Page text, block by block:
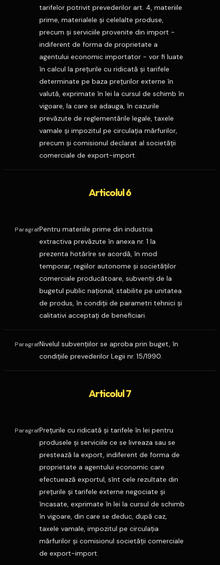
tarifelor potrivit prevederilor art. 4, materiile
prime, materialele şi celelalte produse,
precum şi serviciile provenite din import -
indiferent de forma de proprietate a
agentului economic importator - vor fi luate
în calcul la preţurile cu ridicată şi tarifele
determinate pe baza preţurilor externe în
valută, exprimate în lei la cursul de schimb în
vigoare, la care se adauga, în cazurile
prevăzute de reglementările legale, taxele
vamale şi impozitul pe circulaţia mărfurilor,
precum şi comisionul declarat al societăţii
comerciale de export-import.
Articolul 6
ParagrafPentru materiile prime din industria
extractiva prevăzute în anexa nr. 1 la
prezenta hotărîre se acordă, în mod
temporar, regiilor autonome şi societăţilor
comerciale producătoare, subvenţii de la
bugetul public naţional, stabilite pe unitatea
de produs, în condiţii de parametri tehnici şi
calitativi acceptaţi de beneficiari.
ParagrafNivelul subvenţiilor se aproba prin buget, în
condiţiile prevederilor Legii nr. 15/1990.
Articolul 7
ParagrafPreţurile cu ridicată şi tarifele în lei pentru
produsele şi serviciile ce se livreaza sau se
prestează la export, indiferent de forma de
proprietate a agentului economic care
efectuează exportul, sînt cele rezultate din
preţurile şi tarifele externe negociate şi
încasate, exprimate în lei la cursul de schimb
în vigoare, din care se deduc, după caz,
taxele vamale, impozitul pe circulaţia
mărfurilor şi comisionul societăţii comerciale
de export-import.